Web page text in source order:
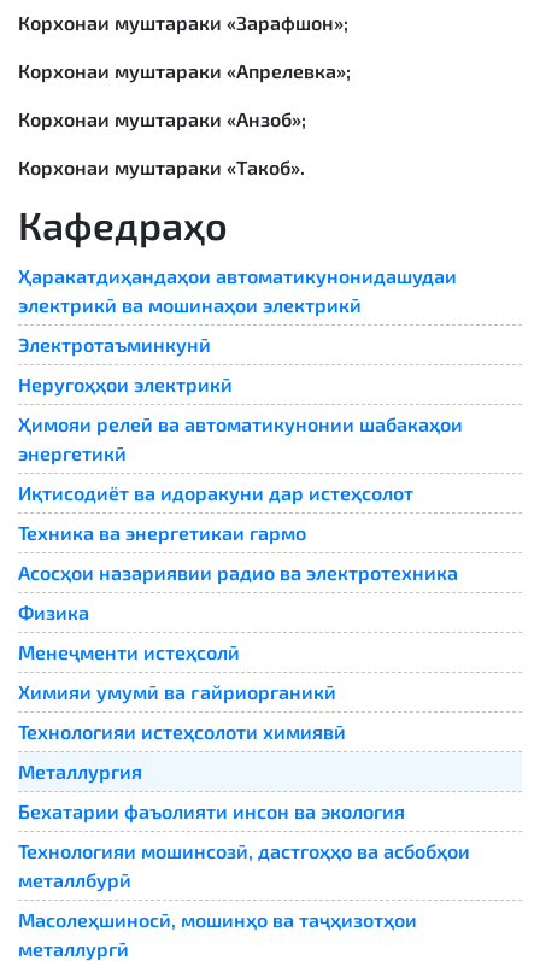
Корхонаи муштараки «Зарафшон»;
Корхонаи муштараки «Апрелевка»;
Корхонаи муштараки «Анзоб»;
Корхонаи муштараки «Такоб».
Кафедраҳо
Ҳаракатдиҳандаҳои автоматикунонидашудаи
электрикӣ ва мошинаҳои электрикӣ
Электротаъминкунӣ
Неругоҳҳои электрикӣ
Ҳимояи релеӣ ва автоматикунонии шабакаҳои
энергетикӣ
Иқтисодиёт ва идоракуни дар истеҳсолот
Техника ва энергетикаи гармо
Асосҳои назариявии радио ва электротехника
Физика
Менеҷменти истеҳсолӣ
Химияи умумӣ ва ғайриорганикӣ
Технологияи истеҳсолоти химиявӣ
Металлургия
Бехатарии фаъолияти инсон ва экология
Технологияи мошинсозӣ, дастгоҳҳо ва асбобҳои
металлбурӣ
Масолеҳшиносӣ, мошинҳо ва таҷҳизотҳои
металлургӣ